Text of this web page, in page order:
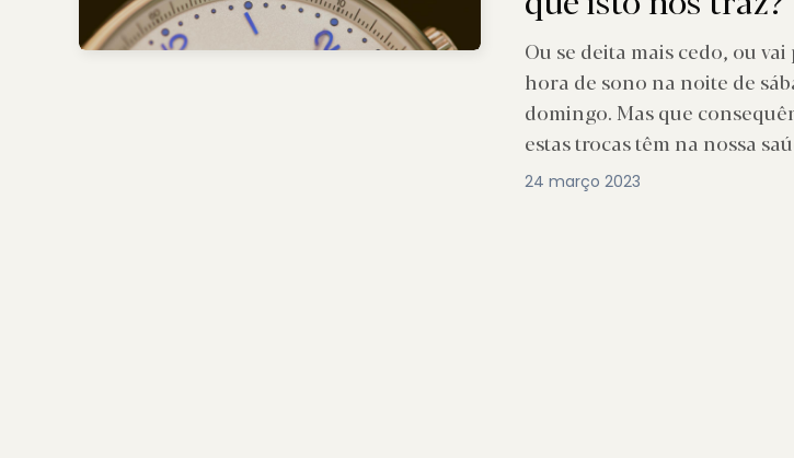
Ou se deita mais cedo, ou
hora de sono na noite de
domingo. Mas que
estas trocas têm na nossa
24 março 2023